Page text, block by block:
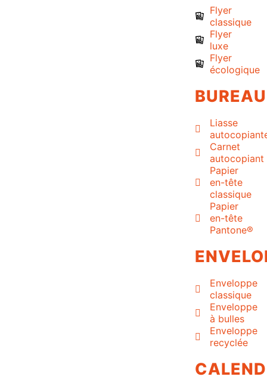
Flyer
classique
Flyer
luxe
Flyer
écologique
BUREAU
Liasse
Carnet
autocopiant
Papier
en-tête
classique
Papier
en-tête
Pantone®
Enveloppe
classique
Enveloppe
à bulles
Enveloppe
recyclée